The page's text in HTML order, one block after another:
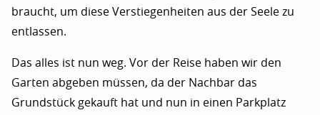
braucht, um diese Verstiegenheiten aus der Seele zu
entlassen.
Das alles ist nun weg. Vor der Reise haben wir den
Garten abgeben müssen, da der Nachbar das
Grundstück gekauft hat und nun in einen Parkplatz